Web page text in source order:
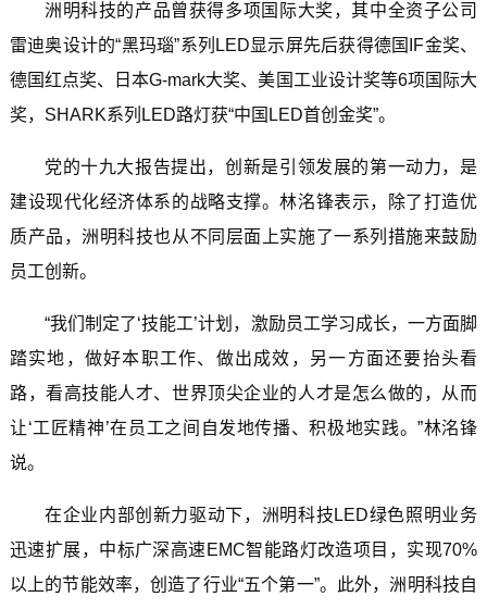
洲明科技的产品曾获得多项国际大奖，其中全资子公司
雷迪奥设计的“黑玛瑙”系列LED显示屏先后获得德国IF金奖、
德国红点奖、日本G-mark大奖、美国工业设计奖等6项国际大
奖，SHARK系列LED路灯获“中国LED首创金奖”。
党的十九大报告提出，创新是引领发展的第一动力，是
建设现代化经济体系的战略支撑。林洺锋表示，除了打造优
质产品，洲明科技也从不同层面上实施了一系列措施来鼓励
员工创新。
“我们制定了‘技能工’计划，激励员工学习成长，一方面脚
踏实地，做好本职工作、做出成效，另一方面还要抬头看
路，看高技能人才、世界顶尖企业的人才是怎么做的，从而
让‘工匠精神’在员工之间自发地传播、积极地实践。”林洺锋
说。
在企业内部创新力驱动下，洲明科技LED绿色照明业务
迅速扩展，中标广深高速EMC智能路灯改造项目，实现70%
以上的节能效率，创造了行业“五个第一”。此外，洲明科技自